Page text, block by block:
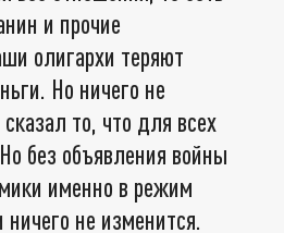
и прочие
олигархи теряют
Но ничего не
то, что для всех
без объявления войны
именно в режим
ничего не изменится.